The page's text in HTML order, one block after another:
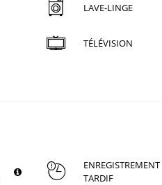
LAVE-LINGE
TÉLÉVISION
ENREGISTREMENT
TARDIF